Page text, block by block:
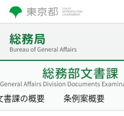
書課の概要 条例案概要